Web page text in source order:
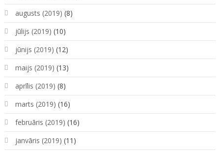
augusts (2019) (8)
jūlijs (2019) (10)
jūnijs (2019) (12)
maijs (2019) (13)
aprīlis (2019) (8)
marts (2019) (16)
februāris (2019) (16)
janvāris (2019) (11)